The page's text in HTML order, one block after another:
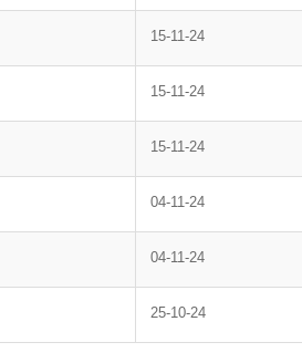
15-11-24
15-11-24
15-11-24
04-11-24
04-11-24
25-10-24